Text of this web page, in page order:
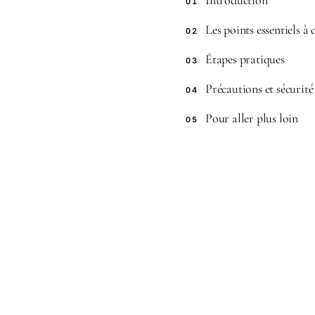
02 Les points essentiels à
03 Étapes pratiques
04 Précautions et sécurité
05 Pour aller plus loin